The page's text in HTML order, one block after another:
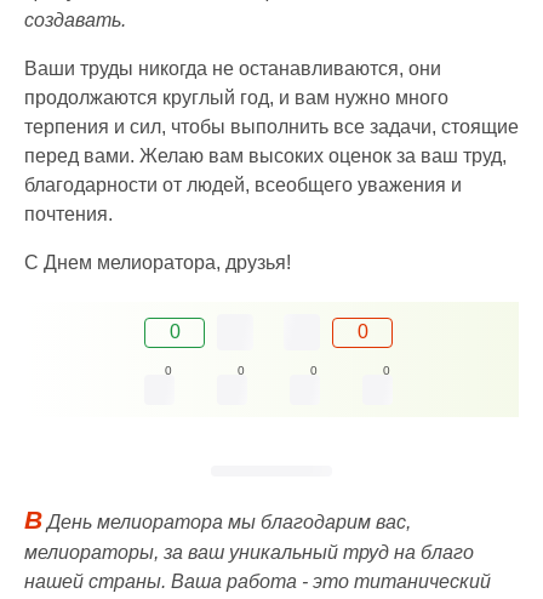
создавать.
Ваши труды никогда не останавливаются, они
продолжаются круглый год, и вам нужно много
терпения и сил, чтобы выполнить все задачи, стоящие
перед вами. Желаю вам высоких оценок за ваш труд,
благодарности от людей, всеобщего уважения и
почтения.
С Днем мелиоратора, друзья!
0 0
0 0 0 0
ВДень мелиоратора мы благодарим вас,
мелиораторы, за ваш уникальный труд на благо
нашей страны. Ваша работа - это титанический